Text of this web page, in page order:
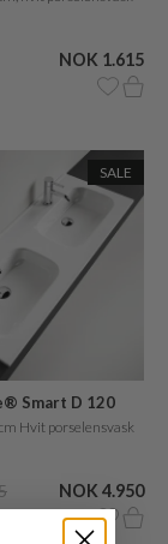
NOK 1.615
SALE
Smart D 120
Hvit porselensvask
NOK 4.950